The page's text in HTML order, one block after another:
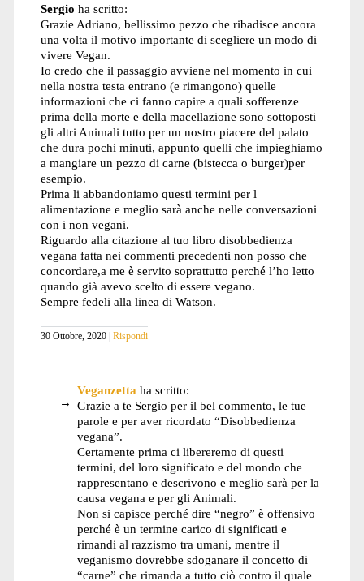
Sergio ha scritto:
Grazie Adriano, bellissimo pezzo che ribadisce ancora
una volta il motivo importante di scegliere un modo di
vivere Vegan.
Io credo che il passaggio avviene nel momento in cui
nella nostra testa entrano (e rimangono) quelle
informazioni che ci fanno capire a quali sofferenze
prima della morte e della macellazione sono sottoposti
gli altri Animali tutto per un nostro piacere del palato
che dura pochi minuti, appunto quelli che impieghiamo
a mangiare un pezzo di carne (bistecca o burger)per
esempio.
Prima li abbandoniamo questi termini per l
alimentazione e meglio sarà anche nelle conversazioni
con i non vegani.
Riguardo alla citazione al tuo libro disobbedienza
vegana fatta nei commenti precedenti non posso che
concordare,a me è servito soprattutto perché l’ho letto
quando già avevo scelto di essere vegano.
Sempre fedeli alla linea di Watson.
30 Ottobre, 2020 Rispondi
Veganzetta ha scritto:
Grazie a te Sergio per il bel commento, le tue
parole e per aver ricordato “Disobbedienza
vegana”.
Certamente prima ci libereremo di questi
termini, del loro significato e del mondo che
rappresentano e descrivono e meglio sarà per la
causa vegana e per gli Animali.
Non si capisce perché dire “negro” è offensivo
perché è un termine carico di significati e
rimandi al razzismo tra umani, mentre il
veganismo dovrebbe sdoganare il concetto di
“carne” che rimanda a tutto ciò contro il quale